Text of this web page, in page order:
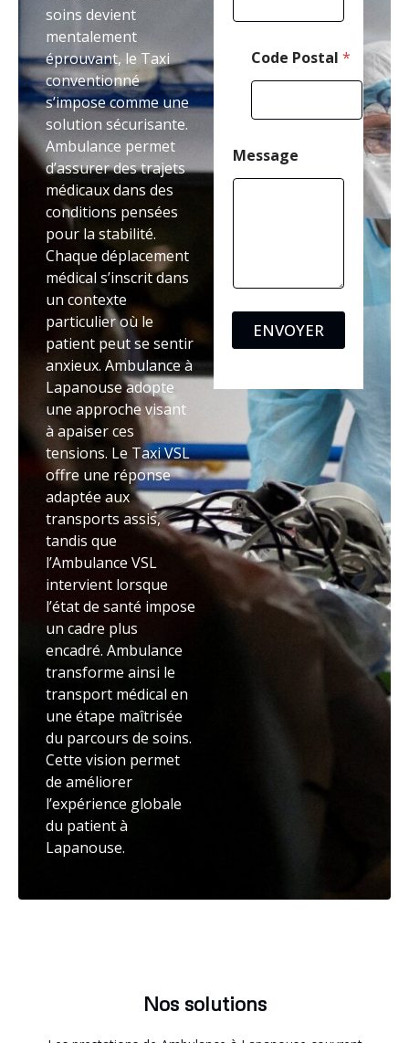
soins devient
mentalement
éprouvant, le Taxi
conventionné
s’impose comme une
solution sécurisante.
Ambulance permet
d’assurer des trajets
médicaux dans des
conditions pensées
pour la stabilité.
Chaque déplacement
médical s’inscrit dans
un contexte
particulier où le
patient peut se sentir
anxieux. Ambulance à
Lapanouse adopte
une approche visant
à apaiser ces
tensions. Le Taxi VSL
offre une réponse
adaptée aux
transports assis,
tandis que
l’Ambulance VSL
intervient lorsque
l’état de santé impose
un cadre plus
encadré. Ambulance
transforme ainsi le
transport médical en
une étape maîtrisée
du parcours de soins.
Cette vision permet
de améliorer
l’expérience globale
du patient à
Lapanouse.
Code Postal *
Message
ENVOYER
Nos solutions